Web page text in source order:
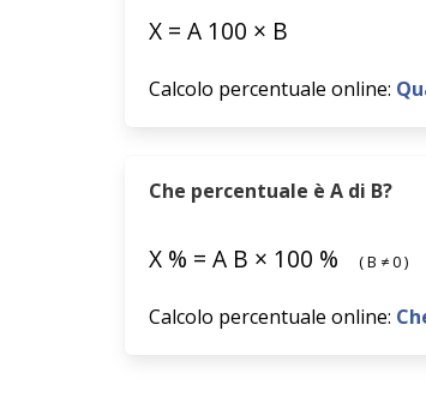
X = A 100 × B
Calcolo percentuale online:
Che percentuale è A di B?
X % = A B × 100 % (B ≠0)
Calcolo percentuale online: